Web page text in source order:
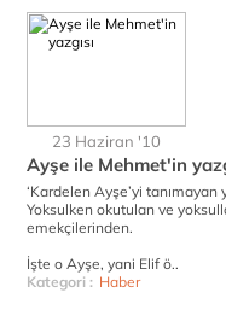
23 Haziran '10
Ayşe ile Mehmet'in
‘Kardelen Ayşe’yi tanımayan
Yoksulken okutulan ve
emekçilerinden.
İşte o Ayşe, yani Elif ö..
Kategori : Haber